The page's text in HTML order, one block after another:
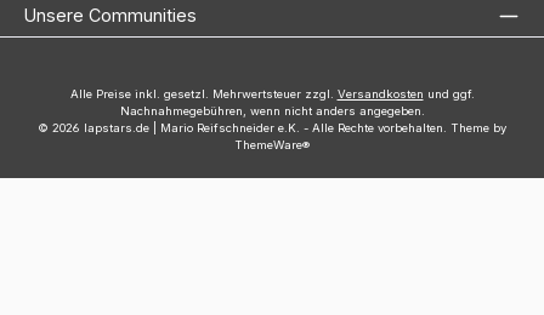
Unsere Communities
Alle Preise inkl. gesetzl. Mehrwertsteuer zzgl. Versandkosten und ggf.
Nachnahmegebühren, wenn nicht anders angegeben.
© 2026 lapstars.de | Mario Reifschneider e.K. - Alle Rechte vorbehalten. Theme by
ThemeWare®